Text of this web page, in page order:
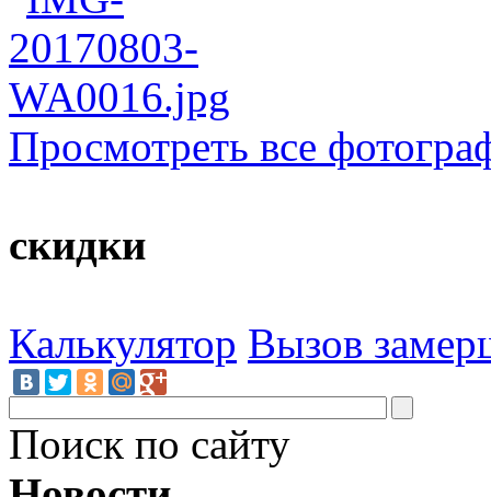
Просмотреть все
скидки
Калькулятор Вызов
Поиск по сайту